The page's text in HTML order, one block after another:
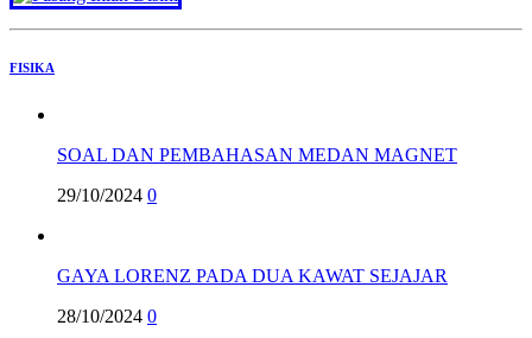
FISIKA
SOAL DAN PEMBAHASAN MEDAN MAGNET
29/10/2024 0
GAYA LORENZ PADA DUA KAWAT SEJAJAR
28/10/2024 0